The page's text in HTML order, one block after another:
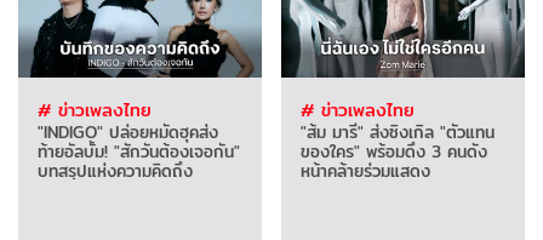
# ข่าวเพลงไทย
"INDIGO" ปล่อยหมัดฮุคส่ง
ท้ายอัลบั้ม! "สักวันต้องเจอกัน"
บทสรุปแห่งความคิดถึง
# ข่าวเพลงไทย
"ส้ม มารี" ส่งซิงเกิล "ตัวแทน
ของใคร" พร้อมดึง 3 คนดัง
หน้าคล้ายร่วมแสดง